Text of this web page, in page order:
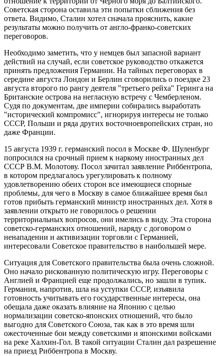
Советская сторона оставила эти попытки сближения без
ответа. Видимо, Сталин хотел сначала прояснить, какие
результаты можно получить от англо-франко-советских
переговоров.
Необходимо заметить, что у немцев был запасной вариант
действий на случай, если советское руководство откажется
принять предложения Германии. На тайных переговорах в
середине августа Лондон и Берлин сговорились о поездке 23
августа второго по рангу деятеля "третьего рейха" Геринга на
Британские острова на негласную встречу с Чемберленом.
Судя по документам, две империи собирались выработать
"исторический компромисс", игнорируя интересы не только
СССР, Польши и ряда других восточноевропейских стран, но
даже Франции.
15 августа 1939 г. германский посол в Москве Ф. Шуленбург
попросился на срочный прием к наркому иностранных дел
СССР В.М. Молотову. Посол зачитал заявление Риббентропа,
в котором предлагалось урегулировать к полному
удовлетворению обеих сторон все имеющиеся спорные
проблемы, для чего в Москву в самое ближайшее время был
готов прибыть германский министр иностранных дел. Хотя в
заявлении открыто не говорилось о решении
территориальных вопросов, они имелись в виду. Эта сторона
советско-германских отношений, наряду с договором о
ненападении и активизации торговли с Германией,
интересовали Советское правительство в наибольшей мере.
Ситуация для Советского правительства была очень сложной.
Оно начало рискованную политическую игру. Переговоры с
Англией и Францией еще продолжались, но зашли в тупик.
Германия, напротив, шла на уступки СССР, изъявила
готовность учитывать его государственные интересы, она
обещала даже оказать влияние на Японию с целью
нормализации советско-японских отношений, что было
выгодно для Советского Союза, так как в это время шли
ожесточенные бои между советскими и японскими войсками
на реке Халхин-Гол. В такой ситуации Сталин дал разрешение
на приезд Риббентропа в Москву.